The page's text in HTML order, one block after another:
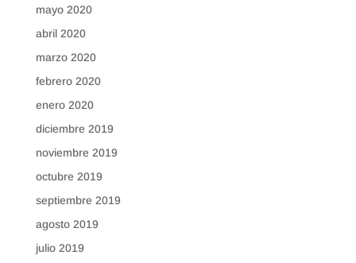
mayo 2020
abril 2020
marzo 2020
febrero 2020
enero 2020
diciembre 2019
noviembre 2019
octubre 2019
septiembre 2019
agosto 2019
julio 2019